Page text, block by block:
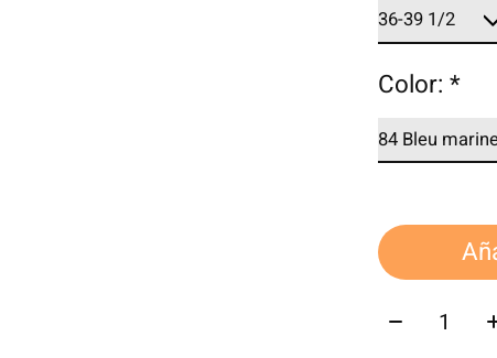
Color:*
Cantidad: